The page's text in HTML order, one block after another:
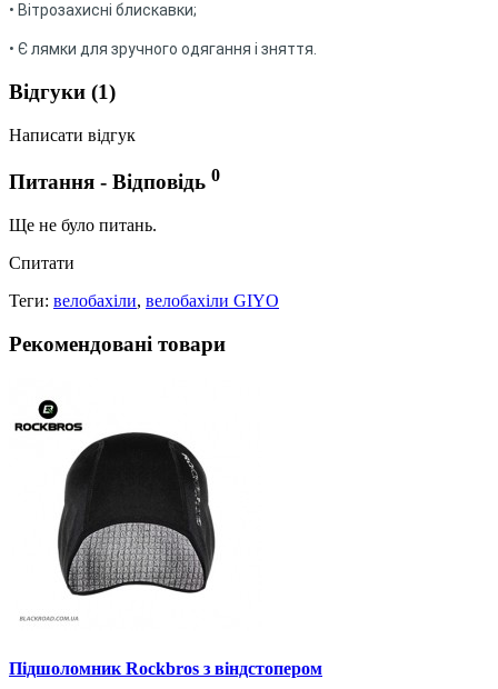
• Вітрозахисні блискавки;
• Є лямки для зручного одягання і зняття.
Відгуки (1)
Написати відгук
Питання - Відповідь 0
Ще не було питань.
Спитати
Теги: велобахіли, велобахіли GIYO
Рекомендовані товари
Підшоломник Rockbros з віндстопером